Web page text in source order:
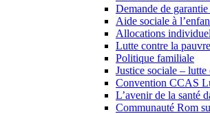
Demande de
Aide sociale à
Allocations
Lutte contre la
Politique familiale
Justice sociale –
Convention CCAS
L’avenir de la santé
Communauté Rom